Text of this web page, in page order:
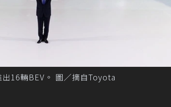
16輛BEV。 圖／摘自Toyota